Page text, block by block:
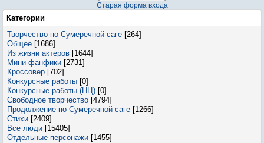
Старая форма входа
Категории
Творчество по Сумеречной саге [264]
Общее [1686]
Из жизни актеров [1644]
Мини-фанфики [2731]
Кроссовер [702]
Конкурсные работы [0]
Конкурсные работы (НЦ) [0]
Свободное творчество [4794]
Продолжение по Сумеречной саге [1266]
Стихи [2409]
Все люди [15405]
Отдельные персонажи [1455]